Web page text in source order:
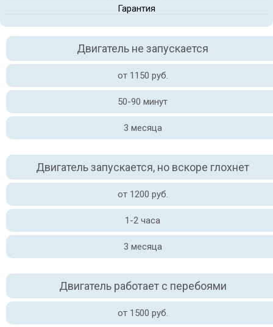
Гарантия
Двигатель не запускается
от 1150 руб.
50-90 минут
3 месяца
Двигатель запускается, но вскоре глохнет
от 1200 руб.
1-2 часа
3 месяца
Двигатель работает с перебоями
от 1500 руб.